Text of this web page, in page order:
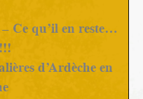
Ce qu’il en reste…
d’Ardèche en